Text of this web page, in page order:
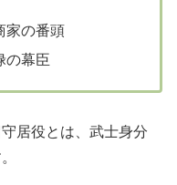
家の番頭
の幕臣
居役とは、武士身分